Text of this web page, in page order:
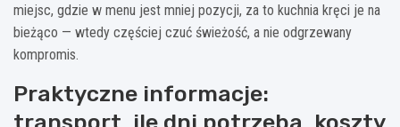
miejsc, gdzie w menu jest mniej pozycji, za to kuchnia kręci je na
bieżąco — wtedy częściej czuć świeżość, a nie odgrzewany
kompromis.
Praktyczne informacje: